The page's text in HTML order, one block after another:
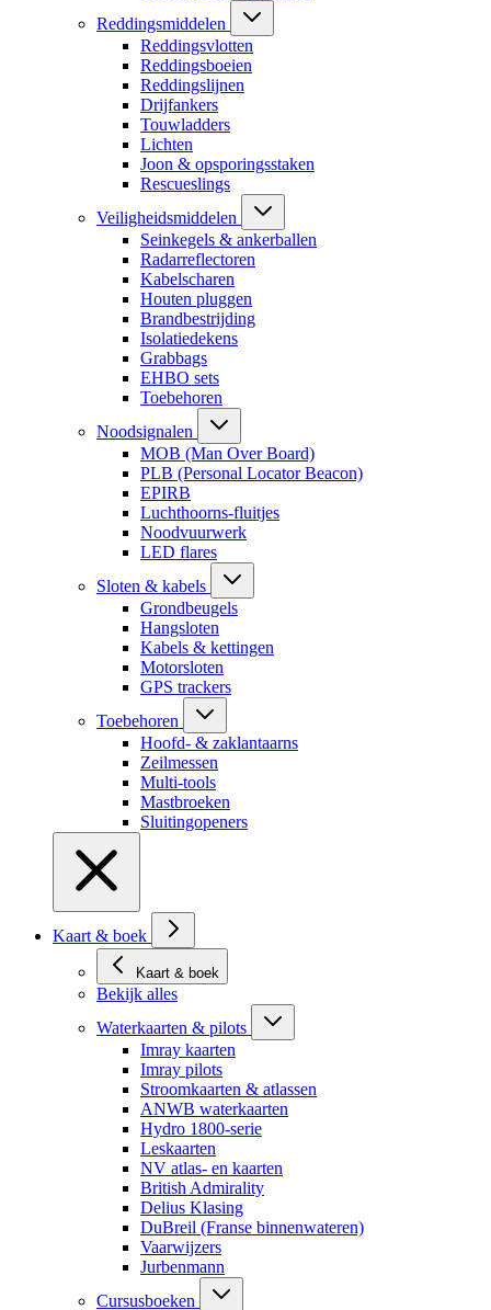
Reddingsmiddelen
Reddingsvlotten
Reddingsboeien
Reddingslijnen
Drijfankers
Touwladders
Lichten
Joon & opsporingsstaken
Rescueslings
Veiligheidsmiddelen
Seinkegels & ankerballen
Radarreflectoren
Kabelscharen
Houten pluggen
Brandbestrijding
Isolatiedekens
Grabbags
EHBO sets
Toebehoren
Noodsignalen
MOB (Man Over Board)
PLB (Personal Locator Beacon)
EPIRB
Luchthoorns-fluitjes
Noodvuurwerk
LED flares
Sloten & kabels
Grondbeugels
Hangsloten
Kabels & kettingen
Motorsloten
GPS trackers
Toebehoren
Hoofd- & zaklantaarns
Zeilmessen
Multi-tools
Mastbroeken
Sluitingopeners
Kaart & boek
Kaart & boek
Bekijk alles
Waterkaarten & pilots
Imray kaarten
Imray pilots
Stroomkaarten & atlassen
ANWB waterkaarten
Hydro 1800-serie
Leskaarten
NV atlas- en kaarten
British Admirality
Delius Klasing
DuBreil (Franse binnenwateren)
Vaarwijzers
Jurbenmann
Cursusboeken